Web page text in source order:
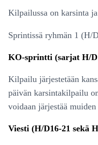
Kilpailussa on karsinta
Sprintissä ryhmän 1 (H/
KO-sprintti (sarjat H/
Kilpailu järjestetään
päivän karsintakilpailu
voidaan järjestää
Viesti (H/D16-21 sekä